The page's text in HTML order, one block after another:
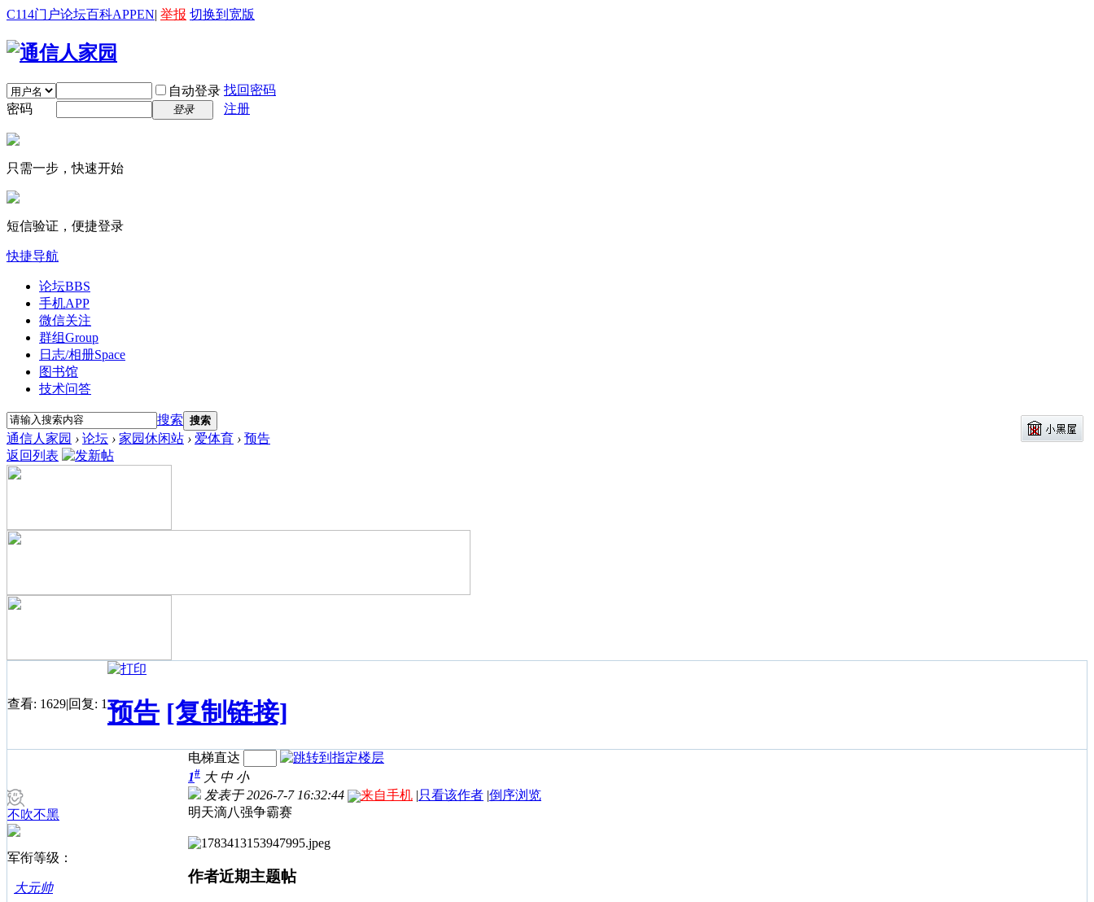
C114门户论坛百科APPEN| 举报 切换到宽版
自动登录 找回密码
密码
登录 注册
只需一步，快速开始
短信验证，便捷登录
快捷导航
论坛BBS
手机APP
微信关注
群组Group
日志/相册Space
图书馆
技术问答
搜索 搜索
通信人家园 › 论坛 › 家园休闲站 › 爱体育 › 预告
返回列表
查看: 1629|回复: 1预告 [复制链接]
不吹不黑
军衔等级：
大元帅
电梯直达
1# 大 中 小
发表于 2026-7-7 16:32:44
来自手机 |只看该作者 |倒序浏览
明天滴八强争霸赛
作者近期主题帖